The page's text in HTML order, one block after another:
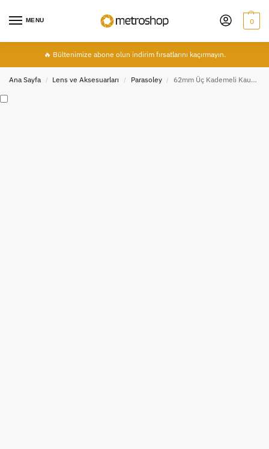
MENU 0
🔥 Bültenimize abone olun indirim fırsatlarını kaçırmayın.
Ana Sayfa / Lens ve Aksesuarları / Parasoley / 62mm Üç Kademeli Kauçuk Parasoley, Lens Hood